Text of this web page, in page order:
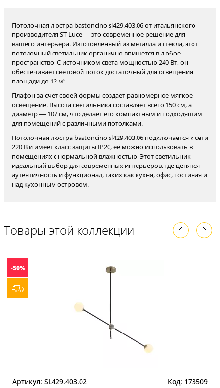
Потолочная люстра bastoncino sl429.403.06 от итальянского
производителя ST Luce — это современное решение для
вашего интерьера. Изготовленный из металла и стекла, этот
потолочный светильник органично впишется в любое
пространство. С источником света мощностью 240 Вт, он
обеспечивает световой поток достаточный для освещения
площади до 12 м².
Плафон за счет своей формы создает равномерное мягкое
освещение. Высота светильника составляет всего 150 см, а
диаметр — 107 см, что делает его компактным и подходящим
для помещений с различными потолками.
Потолочная люстра bastoncino sl429.403.06 подключается к сети
220 В и имеет класс защиты IP20, её можно использовать в
помещениях с нормальной влажностью. Этот светильник —
идеальный выбор для современных интерьеров, где ценятся
аутентичность и функционал, таких как кухня, офис, гостиная и
над кухонным островом.
Товары этой коллекции
-50%
Артикул: SL429.403.02 Код: 173509